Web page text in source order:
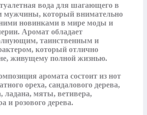
вода для шагающего в
мужчины, который внимательно
новинками в мире моды и
Аромат обладает
таинственным и
который отлично
живущему полной жизнью.
аромата состоит из нот
ореха, сандалового дерева,
ладана, мяты, ветивера,
и розового дерева.